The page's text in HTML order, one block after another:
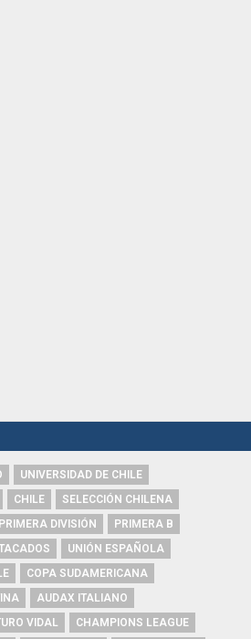
UNIVERSIDAD DE CHILE
CHILE
SELECCIÓN CHILENA
PRIMERA DIVISIÓN
PRIMERA B
UNIÓN ESPAÑOLA
COPA SUDAMERICANA
AUDAX ITALIANO
VIDAL
CHAMPIONS LEAGUE